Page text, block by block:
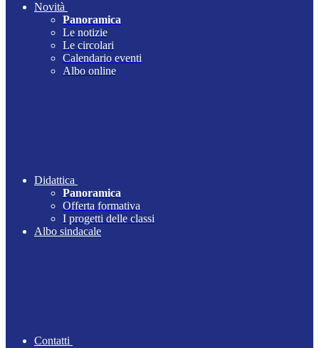
Novità
Panoramica
Le notizie
Le circolari
Calendario eventi
Albo online
Didattica
Panoramica
Offerta formativa
I progetti delle classi
Albo sindacale
Contatti